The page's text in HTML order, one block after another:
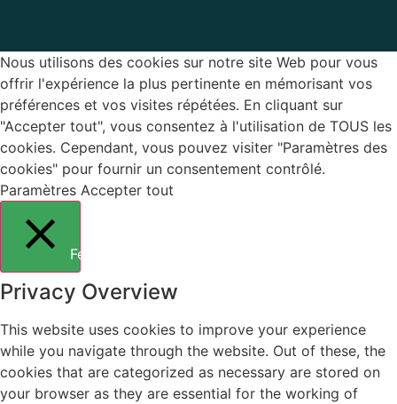
Nous utilisons des cookies sur notre site Web pour vous
offrir l'expérience la plus pertinente en mémorisant vos
préférences et vos visites répétées. En cliquant sur
"Accepter tout", vous consentez à l'utilisation de TOUS les
cookies. Cependant, vous pouvez visiter "Paramètres des
cookies" pour fournir un consentement contrôlé.
Paramètres Accepter tout
Fermer
Privacy Overview
This website uses cookies to improve your experience
while you navigate through the website. Out of these, the
cookies that are categorized as necessary are stored on
your browser as they are essential for the working of